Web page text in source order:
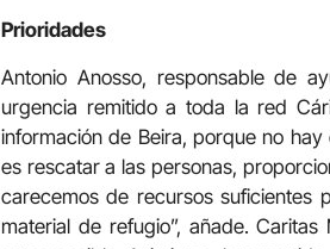
Prioridades
Antonio Anosso, responsable de
urgencia remitido a toda la red
información de Beira, porque no
es rescatar a las personas,
carecemos de recursos suficientes
material de refugio”, añade.